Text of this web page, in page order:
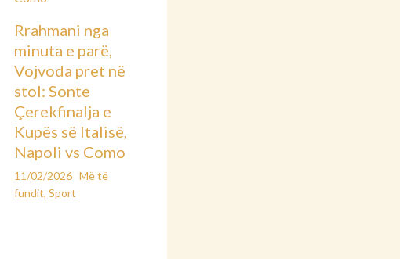
Rrahmani nga
minuta e parë,
Vojvoda pret në
stol: Sonte
Çerekfinalja e
Kupës së Italisë,
Napoli vs Como
11/02/2026 Më të
fundit, Sport